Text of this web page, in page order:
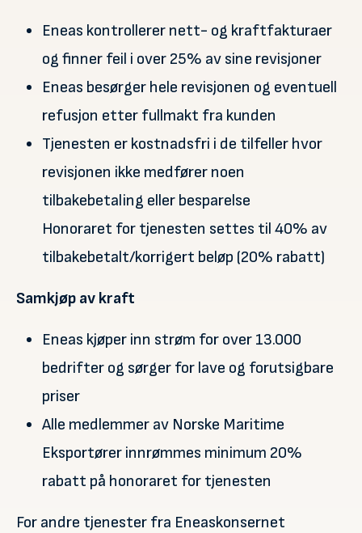
Eneas kontrollerer nett- og kraftfakturaer
og finner feil i over 25% av sine revisjoner
Eneas besørger hele revisjonen og eventuell
refusjon etter fullmakt fra kunden
Tjenesten er kostnadsfri i de tilfeller hvor
revisjonen ikke medfører noen
tilbakebetaling eller besparelse
Honoraret for tjenesten settes til 40% av
tilbakebetalt/korrigert beløp (20% rabatt)
Samkjøp av kraft
Eneas kjøper inn strøm for over 13.000
bedrifter og sørger for lave og forutsigbare
priser
Alle medlemmer av Norske Maritime
Eksportører innrømmes minimum 20%
rabatt på honoraret for tjenesten
For andre tjenester fra Eneaskonsernet